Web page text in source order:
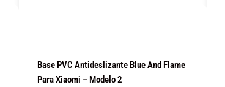
Base PVC Antideslizante Blue And Flame
Para Xiaomi – Modelo 2